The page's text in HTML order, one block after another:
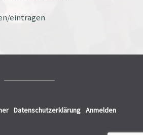
eintragen
Datenschutzerklärung Anmelden